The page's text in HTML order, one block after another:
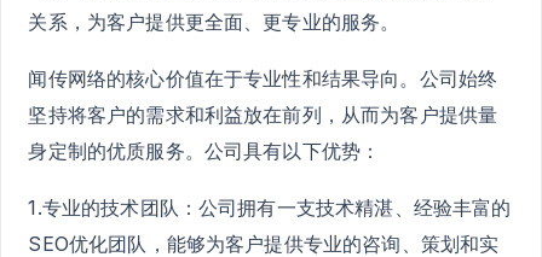
关系，为客户提供更全面、更专业的服务。
闻传网络的核心价值在于专业性和结果导向。公司始终
坚持将客户的需求和利益放在前列，从而为客户提供量
身定制的优质服务。公司具有以下优势：
1.专业的技术团队：公司拥有一支技术精湛、经验丰富的
SEO优化团队，能够为客户提供专业的咨询、策划和实